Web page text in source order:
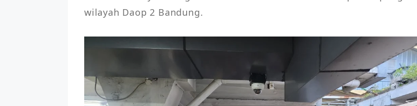
wilayah Daop 2 Bandung.